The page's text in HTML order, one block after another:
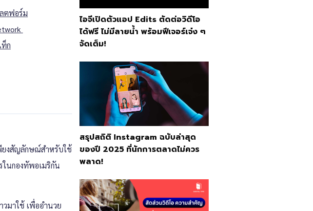
ตฟอร์ม
ก
ยงสัญลักษณ์สำหรับใช้
นกองทัพอเมริกัน
มาใช้ เพื่ออำนวย
ไอจีเปิดตัวแอป Edits ตัดต่อวิดีโอ
ได้ฟรี ไม่มีลายน้ำ พร้อมฟีเจอร์เจ๋ง ๆ
จัดเต็ม!
สรุปสถิติ Instagram ฉบับล่าสุด
ของปี 2025 ที่นักการตลาดไม่ควร
พลาด!